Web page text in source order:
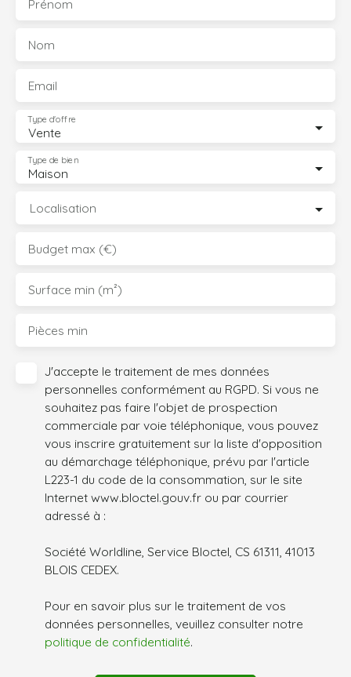
Prénom
Nom
Email
Vente
Type d'offre
Maison
Type de bien
Localisation
Budget max (€)
Surface min (m²)
Pièces min
J'accepte le traitement de mes données
personnelles conformément au RGPD. Si vous ne
souhaitez pas faire l'objet de prospection
commerciale par voie téléphonique, vous pouvez
vous inscrire gratuitement sur la liste d'opposition
au démarchage téléphonique, prévu par l'article
L223-1 du code de la consommation, sur le site
Internet www.bloctel.gouv.fr ou par courrier
adressé à :
Société Worldline, Service Bloctel, CS 61311, 41013
BLOIS CEDEX.
Pour en savoir plus sur le traitement de vos
données personnelles, veuillez consulter notre
politique de confidentialité.